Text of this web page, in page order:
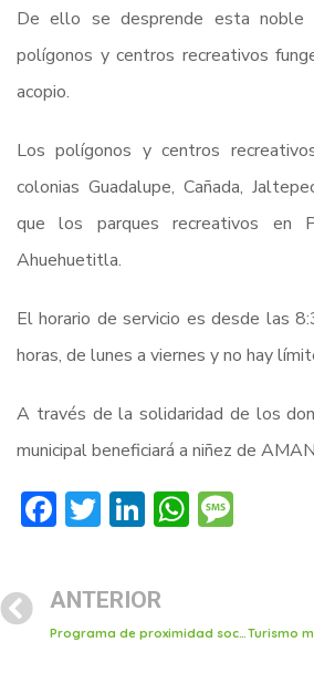
De ello se desprende esta noble
polígonos y centros recreativos
acopio.
Los polígonos y centros
colonias Guadalupe, Cañada,
que los parques recreativos en
Ahuehuetitla.
El horario de servicio es desde las
horas, de lunes a viernes y no hay
A través de la solidaridad de los
municipal beneficiará a niñez de
Facebook
Twitter
LinkedIn
ANTERIOR
Programa de proximidad social de dirección de prevención del delito